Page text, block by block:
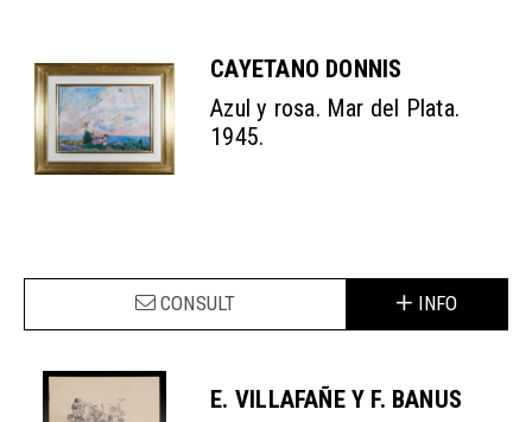
CAYETANO DONNIS
Azul y rosa. Mar del Plata.
1945.
CONSULT INFO
E. VILLAFAÑE Y F. BANUS